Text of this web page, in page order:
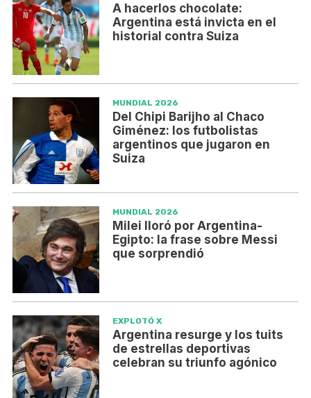
A hacerlos chocolate:
Argentina está invicta en el
historial contra Suiza
MUNDIAL 2026
Del Chipi Barijho al Chaco
Giménez: los futbolistas
argentinos que jugaron en
Suiza
MUNDIAL 2026
Milei lloró por Argentina-
Egipto: la frase sobre Messi
que sorprendió
EXPLOTÓ X
Argentina resurge y los tuits
de estrellas deportivas
celebran su triunfo agónico